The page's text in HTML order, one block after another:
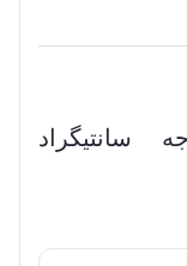
۷۰ درجه سانتیگراد